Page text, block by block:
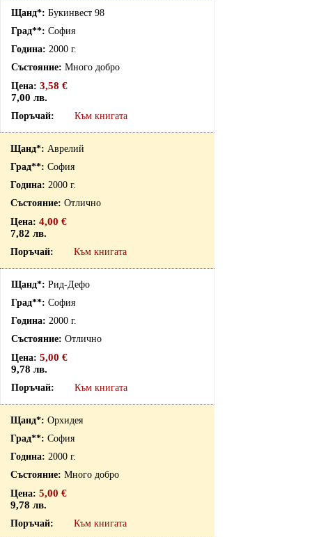
Букинвест 98
София
2000 г.
Много добро
3,58 €
7,00 лв.
Към книгата
Аврелий
София
2000 г.
Отлично
4,00 €
7,82 лв.
Към книгата
Рид-Дефо
София
2000 г.
Отлично
5,00 €
9,78 лв.
Към книгата
Орхидея
София
2000 г.
Много добро
5,00 €
9,78 лв.
Към книгата